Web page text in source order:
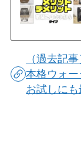
（過去記
本格ウォ
お試しにも